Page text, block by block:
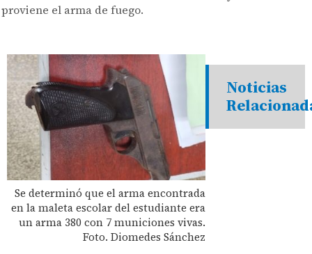
proviene el arma de fuego.
Se determinó que el arma encontrada
en la maleta escolar del estudiante era
un arma 380 con 7 municiones vivas.
Foto. Diomedes Sánchez
Noticias